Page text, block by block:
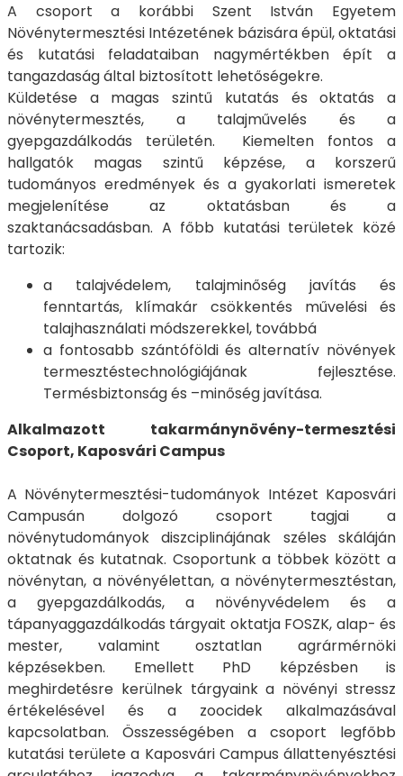
A csoport a korábbi Szent István Egyetem
Növénytermesztési Intézetének bázisára épül, oktatási
és kutatási feladataiban nagymértékben épít a
tangazdaság által biztosított lehetőségekre.
Küldetése a magas szintű kutatás és oktatás a
növénytermesztés, a talajművelés és a
gyepgazdálkodás területén. Kiemelten fontos a
hallgatók magas szintű képzése, a korszerű
tudományos eredmények és a gyakorlati ismeretek
megjelenítése az oktatásban és a
szaktanácsadásban. A főbb kutatási területek közé
tartozik:
a talajvédelem, talajminőség javítás és
fenntartás, klímakár csökkentés művelési és
talajhasználati módszerekkel, továbbá
a fontosabb szántóföldi és alternatív növények
termesztéstechnológiájának fejlesztése.
Termésbiztonság és –minőség javítása.
Alkalmazott takarmánynövény-termesztési
Csoport, Kaposvári Campus
A Növénytermesztési-tudományok Intézet Kaposvári
Campusán dolgozó csoport tagjai a
növénytudományok diszciplinájának széles skáláján
oktatnak és kutatnak. Csoportunk a többek között a
növénytan, a növényélettan, a növénytermesztéstan,
a gyepgazdálkodás, a növényvédelem és a
tápanyaggazdálkodás tárgyait oktatja FOSZK, alap- és
mester, valamint osztatlan agrármérnöki
képzésekben. Emellett PhD képzésben is
meghirdetésre kerülnek tárgyaink a növényi stressz
értékelésével és a zoocidek alkalmazásával
kapcsolatban. Összességében a csoport legfőbb
kutatási területe a Kaposvári Campus állattenyésztési